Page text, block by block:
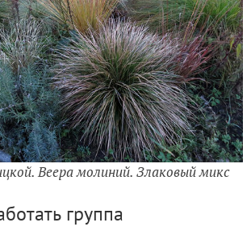
Веера молиний. Злаковый микс
группа